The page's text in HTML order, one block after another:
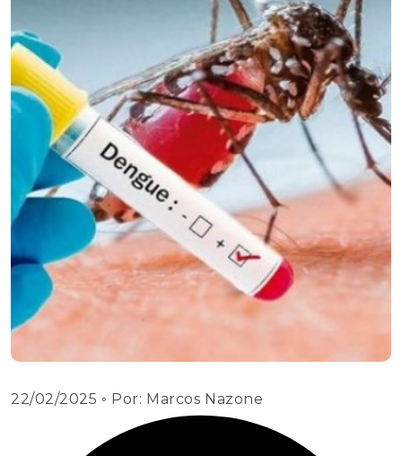
22/02/2025 ◦ Por: Marcos Nazone